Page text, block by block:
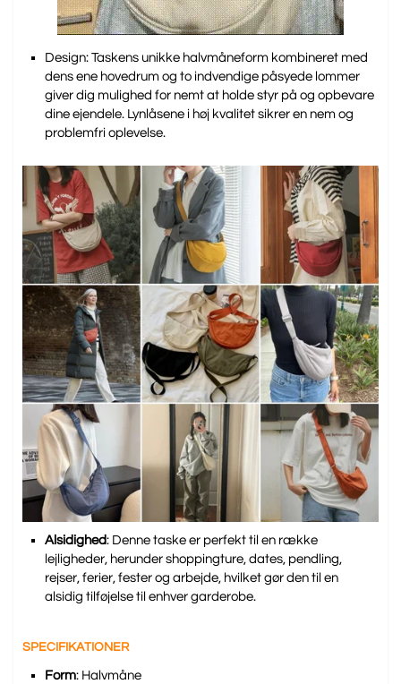
Design: Taskens unikke halvmåneform kombineret med
dens ene hovedrum og to indvendige påsyede lommer
giver dig mulighed for nemt at holde styr på og opbevare
dine ejendele. Lynlåsene i høj kvalitet sikrer en nem og
problemfri oplevelse.
Alsidighed: Denne taske er perfekt til en række
lejligheder, herunder shoppingture, dates, pendling,
rejser, ferier, fester og arbejde, hvilket gør den til en
alsidig tilføjelse til enhver garderobe.
SPECIFIKATIONER
Form: Halvmåne